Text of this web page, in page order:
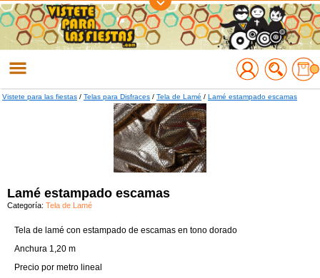
Regístrate
Accede
Vistete para las fiestas / Telas para Disfraces / Tela de Lamé / Lamé estampado escamas
Lamé estampado escamas
Categoría: Tela de Lamé
Tela de lamé con estampado de escamas en tono dorado
Anchura 1,20 m
Precio por metro lineal